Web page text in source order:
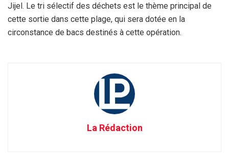
Jijel. Le tri sélectif des déchets est le thème principal de
cette sortie dans cette plage, qui sera dotée en la
circonstance de bacs destinés à cette opération.
La Rédaction